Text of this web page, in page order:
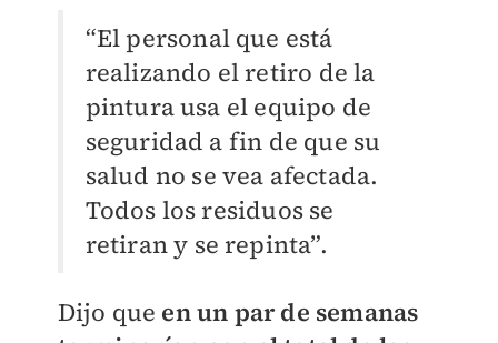
“El personal que está
realizando el retiro de la
pintura usa el equipo de
seguridad a fin de que su
salud no se vea afectada.
Todos los residuos se
retiran y se repinta”.
Dijo que en un par de semanas